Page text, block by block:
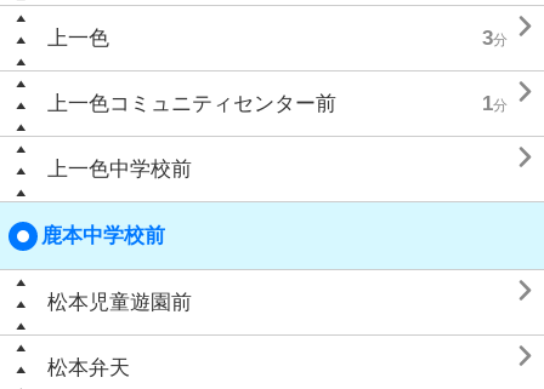
上一色 3分 
上一色コミュニティセンター前 1分 
上一色中学校前 
鹿本中学校前
松本児童遊園前 
松本弁天 